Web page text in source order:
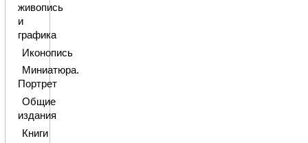
живопись
и
графика
Иконопись
Миниатюра.
Портрет
Общие
издания
Книги